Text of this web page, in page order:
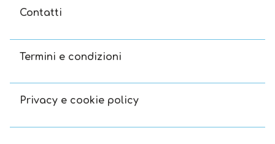
Contatti
Termini e condizioni
Privacy e cookie policy